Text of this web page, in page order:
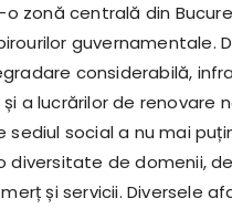
zonă centrală din
guvernamentale.
considerabilă,
a lucrărilor de renovare
social a nu mai
de domenii, de
și servicii. Diversele